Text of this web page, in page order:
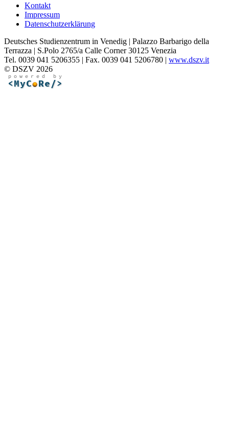
Kontakt
Impressum
Datenschutzerklärung
Deutsches Studienzentrum in Venedig | Palazzo Barbarigo della
Terrazza | S.Polo 2765/a Calle Corner 30125 Venezia
Tel. 0039 041 5206355 | Fax. 0039 041 5206780 | www.dszv.it
© DSZV 2026